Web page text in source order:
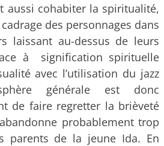
aussi cohabiter la spiritualité,
des personnages dans
laissant au-dessus de leurs
à signification spirituelle
avec l’utilisation du jazz
générale est donc
de faire regretter la brièveté
probablement trop
parents de la jeune Ida. En